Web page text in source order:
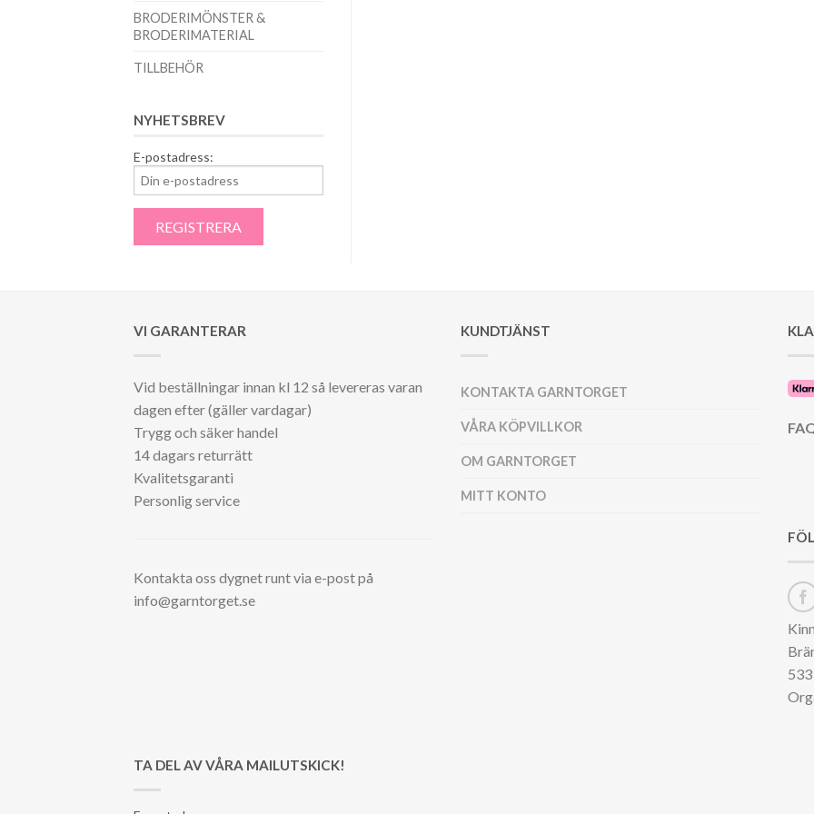
BRODERIMÖNSTER &
BRODERIMATERIAL
TILLBEHÖR
NYHETSBREV
E-postadress:
VI GARANTERAR
Vid beställningar innan kl 12 så levereras varan
dagen efter (gäller vardagar)
Trygg och säker handel
14 dagars returrätt
Kvalitetsgaranti
Personlig service
Kontakta oss dygnet runt via e-post på
info@garntorget.se
KUNDTJÄNST
KONTAKTA GARNTORGET
VÅRA KÖPVILLKOR
OM GARNTORGET
MITT KONTO
TA DEL AV VÅRA MAILUTSKICK!